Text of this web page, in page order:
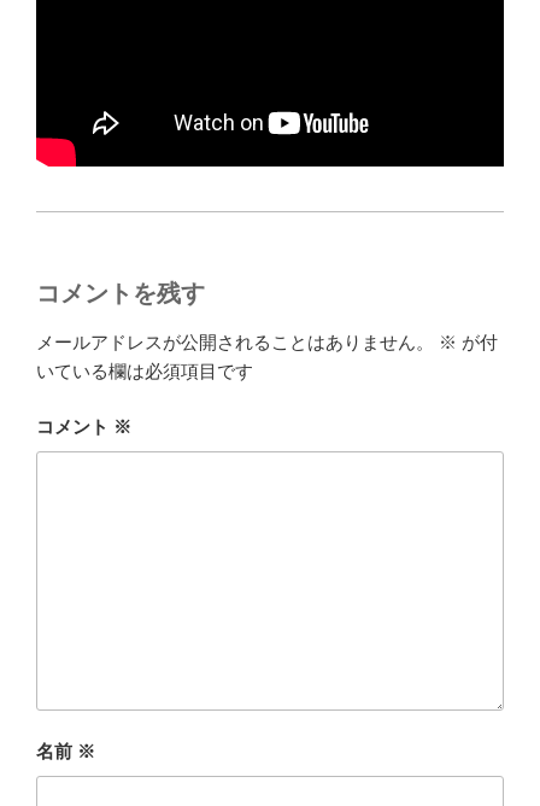
コメントを残す
メールアドレスが公開されることはありません。 ※ が付
いている欄は必須項目です
コメント ※
名前 ※